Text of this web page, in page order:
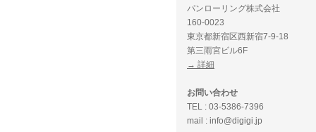
パンローリング株式会社
160-0023
東京都新宿区西新宿7-9-18
第三雨宮ビル6F
→ 詳細
お問い合わせ
TEL : 03-5386-7396
mail : info@digigi.jp